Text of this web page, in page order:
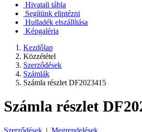
Hivatali tábla
Segítünk elintézni
Hulladék elszállítása
Képgaléria
Kezdőlap
Közzététel
Szerződések
Számlák
Számla részlet DF2023415
Számla részlet
Szerződések | Megrendelések